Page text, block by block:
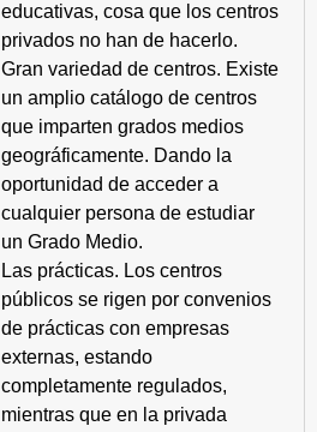
educativas, cosa que los centros
privados no han de hacerlo.
Gran variedad de centros. Existe
un amplio catálogo de centros
que imparten grados medios
geográficamente. Dando la
oportunidad de acceder a
cualquier persona de estudiar
un Grado Medio.
Las prácticas. Los centros
públicos se rigen por convenios
de prácticas con empresas
externas, estando
completamente regulados,
mientras que en la privada